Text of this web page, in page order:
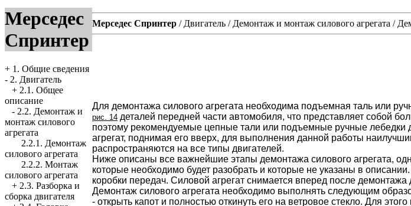
Мерседес
Спринтер
+ 1. Общие сведения
- 2. Двигатель
+ 2.1. Общее
описание
- 2.2. Демонтаж и
монтаж силового
агрегата
2.2.1. Демонтаж
силового агрегата
2.2.2. Монтаж
силового агрегата
+ 2.3. Разборка и
сборка двигателя
Мерседес Спринтер / Двигатель / Демонтаж и монтаж силового агрегата /
Для демонтажа силового агрегата необходима подъемная таль или
рис. 14 деталей передней части автомобиля, что представляет собой
поэтому рекомендуемые цепные тали или подъемные ручные лебедки
агрегат, поднимая его вверх, для выполнения данной работы
распространяются на все типы двигателей.
Ниже описаны все важнейшие этапы демонтажа силового агрегата,
которые необходимо будет разобрать и которые не указаны в
коробки передач. Силовой агрегат снимается вперед после
Демонтаж силового агрегата необходимо выполнять следующим
- открыть капот и полностью откинуть его на ветровое стекло. Для